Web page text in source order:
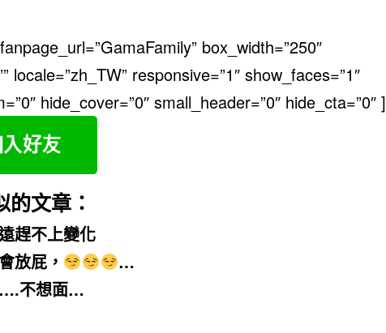
box_width=”250″
locale=”zh_TW” responsive=”1″ show_faces=”1″
hide_cover=”0″ small_header=”0″ hide_cta=”0″ ]
的文章：
趕不上變化
放屁，
…
不想面…